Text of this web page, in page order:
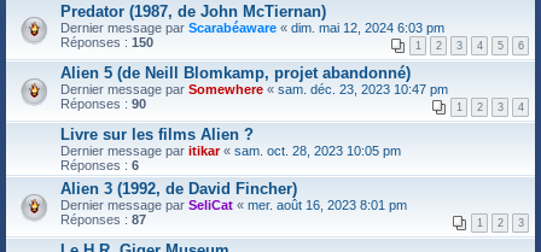
Predator (1987, de John McTiernan)
Dernier message par Scarabéaware « dim. mai 12, 2024 6:03 pm
Réponses : 150 1 2 3 4 5 6
Alien 5 (de Neill Blomkamp, projet abandonné)
Dernier message par Somewhere « sam. déc. 23, 2023 10:47 pm
Réponses : 90 1 2 3 4
Livre sur les films Alien ?
Dernier message par itikar« sam. oct. 28, 2023 10:05 pm
Réponses : 6
Alien 3 (1992, de David Fincher)
Dernier message par SeliCat « mer. août 16, 2023 8:01 pm
Réponses : 87 1 2 3